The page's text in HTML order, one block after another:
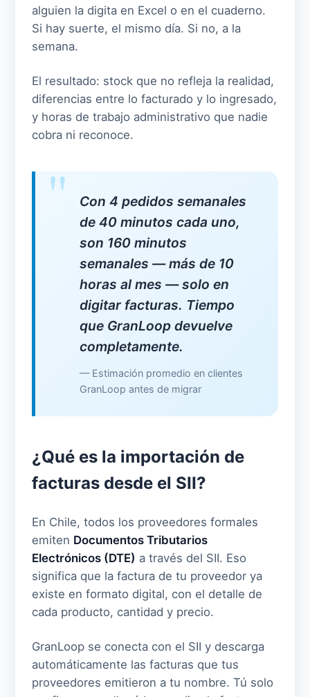
alguien la digita en Excel o en el cuaderno.
Si hay suerte, el mismo día. Si no, a la
semana.
El resultado: stock que no refleja la realidad,
diferencias entre lo facturado y lo ingresado,
y horas de trabajo administrativo que nadie
cobra ni reconoce.
Con 4 pedidos semanales
de 40 minutos cada uno,
son 160 minutos
semanales — más de 10
horas al mes — solo en
digitar facturas. Tiempo
que GranLoop devuelve
completamente.
— Estimación promedio en clientes
GranLoop antes de migrar
¿Qué es la importación de
facturas desde el SII?
En Chile, todos los proveedores formales
emiten Documentos Tributarios
Electrónicos (DTE) a través del SII. Eso
significa que la factura de tu proveedor ya
existe en formato digital, con el detalle de
cada producto, cantidad y precio.
GranLoop se conecta con el SII y descarga
automáticamente las facturas que tus
proveedores emitieron a tu nombre. Tú solo